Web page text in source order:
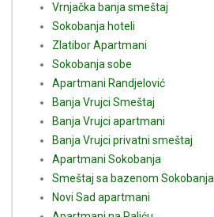
Vrnjačka banja smeštaj
Sokobanja hoteli
Zlatibor Apartmani
Sokobanja sobe
Apartmani Randjelović
Banja Vrujci Smeštaj
Banja Vrujci apartmani
Banja Vrujci privatni smeštaj
Apartmani Sokobanja
Smeštaj sa bazenom Sokobanja
Novi Sad apartmani